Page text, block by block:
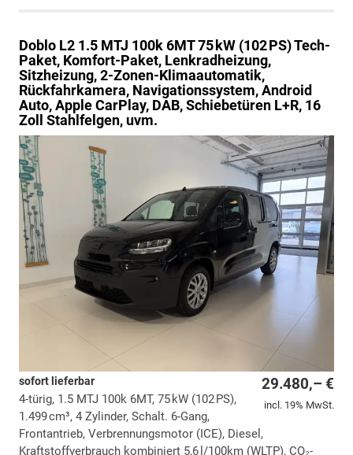
Doblo L2 1.5 MTJ 100k 6MT 75 kW (102 PS) Tech-
Paket, Komfort-Paket, Lenkradheizung,
Sitzheizung, 2-Zonen-Klimaautomatik,
Rückfahrkamera, Navigationssystem, Android
Auto, Apple CarPlay, DAB, Schiebetüren L+R, 16
Zoll Stahlfelgen, uvm.
29.480,– €
incl. 19% MwSt.
sofort lieferbar
4-türig, 1.5 MTJ 100k 6MT, 75 kW (102 PS),
1.499 cm³, 4 Zylinder, Schalt. 6-Gang,
Frontantrieb, Verbrennungsmotor (ICE), Diesel,
Kraftstoffverbrauch kombiniert 5,6 l/100km (WLTP), CO₂-